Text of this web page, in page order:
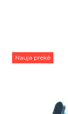
Nauja prekė